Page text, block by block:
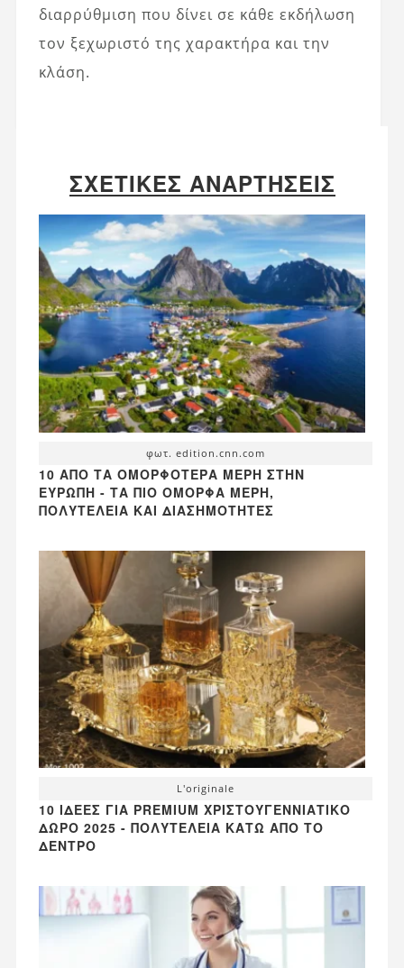
διαρρύθμιση που δίνει σε κάθε εκδήλωση
τον ξεχωριστό της χαρακτήρα και την
κλάση.
ΣΧΕΤΙΚΈΣ ΑΝΑΡΤΉΣΕΙΣ
φωτ. edition.cnn.com
10 ΑΠΌ ΤΑ ΟΜΟΡΦΌΤΕΡΑ ΜΈΡΗ ΣΤΗΝ
ΕΥΡΏΠΗ - ΤΑ ΠΙΟ ΌΜΟΡΦΑ ΜΈΡΗ,
ΠΟΛΥΤΈΛΕΙΑ ΚΑΙ ΔΙΑΣΗΜΌΤΗΤΕΣ
L'originale
10 ΙΔΈΕΣ ΓΙΑ PREMIUM ΧΡΙΣΤΟΥΓΕΝΝΙΆΤΙΚΟ
ΔΏΡΟ 2025 - ΠΟΛΥΤΈΛΕΙΑ ΚΆΤΩ ΑΠΌ ΤΟ
ΔΈΝΤΡΟ